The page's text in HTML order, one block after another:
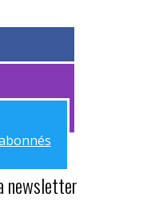
abonnés
abonnés
newsletter